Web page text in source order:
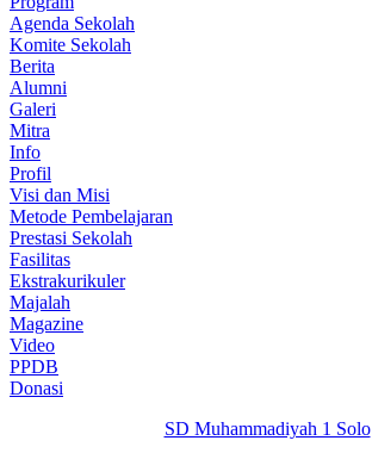
Agenda Sekolah
Komite Sekolah
Berita
Alumni
Galeri
Mitra
Info
Profil
Visi dan Misi
Metode Pembelajaran
Prestasi Sekolah
Fasilitas
Ekstrakurikuler
Majalah
Magazine
Video
PPDB
Donasi
SD Muhammadiyah 1 Solo